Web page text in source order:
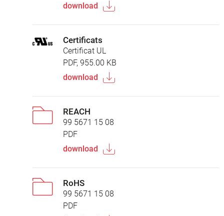
download
Certificats
Certificat UL
PDF, 955.00 KB
download
REACH
99 5671 15 08
PDF
download
RoHS
99 5671 15 08
PDF